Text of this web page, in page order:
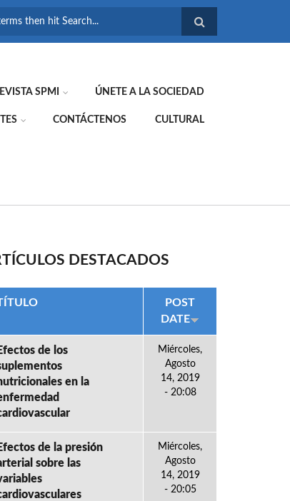
SPMI ÚNETE A LA SOCIEDAD
CONTÁCTENOS CULTURAL
DESTACADOS
POST
DATE
de los
en la
Miércoles,
Agosto
14, 2019
- 20:08
de la presión
sobre las
Miércoles,
Agosto
14, 2019
- 20:05